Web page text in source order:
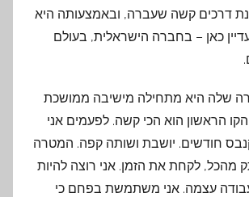
דרכים קשה שעברה, ובאמצעותה היא
כאן – בחברה הישראלית, בעולם
שלה היא מתחילה מישיבה ממושכת
הראשון הוא הכי קשה. לפעמים אני
חודשים. יושבת ושותה קפה. המטרה
מהכל, לקחת את הזמן. אני רוצה להיות
עצמה. אני משתמשת בפחם כי